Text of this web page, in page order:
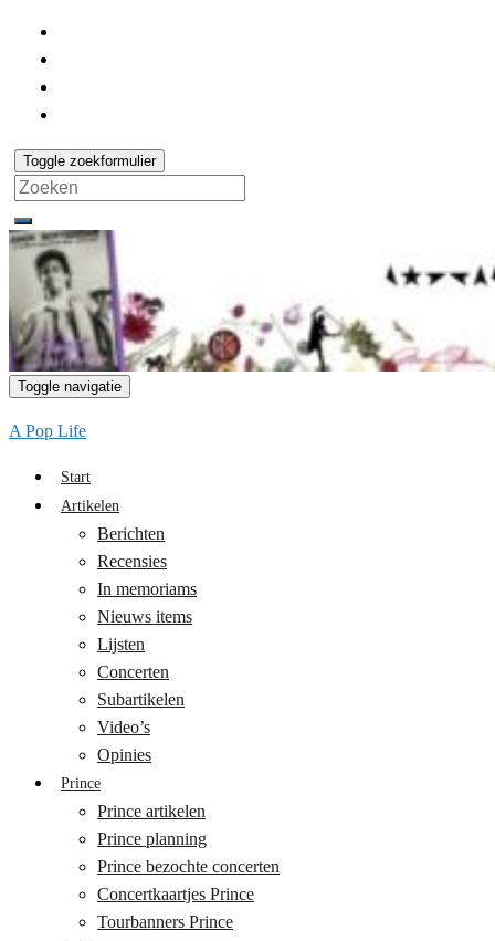
Toggle zoekformulier
Search
for:
Toggle navigatie
A Pop Life
Start
Artikelen
Berichten
Recensies
In memoriams
Nieuws items
Lijsten
Concerten
Subartikelen
Video’s
Opinies
Prince
Prince artikelen
Prince planning
Prince bezochte concerten
Concertkaartjes Prince
Tourbanners Prince